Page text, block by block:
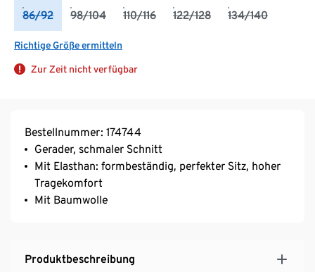
86/92 98/104 110/116 122/128 134/140
Richtige Größe ermitteln
Zur Zeit nicht verfügbar
Bestellnummer: 174744
Gerader, schmaler Schnitt
Mit Elasthan: formbeständig, perfekter Sitz, hoher
Tragekomfort
Mit Baumwolle
Produktbeschreibung